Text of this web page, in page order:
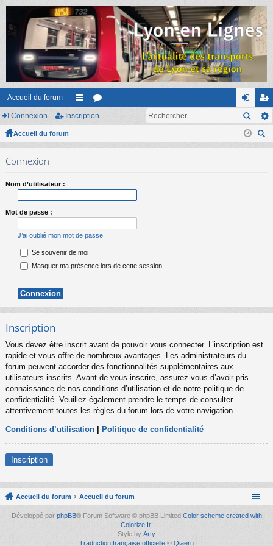
Accueil du forum
ac
s
or on
ne
ns
cri
Connexion Inscription
Accueil du forum
ec
Connexion
Nom d’utilisateur :
Mot de passe :
J’ai oublié mon mot de passe
Se souvenir de moi
Masquer ma présence lors de cette session
Inscription
Vous devez être inscrit avant de pouvoir vous connecter. L’inscription est
rapide et vous offre de nombreux avantages. Les administrateurs du
forum peuvent accorder des fonctionnalités supplémentaires aux
utilisateurs inscrits. Avant de vous inscrire, assurez-vous d’avoir pris
connaissance de nos conditions d’utilisation et de notre politique de
confidentialité. Veuillez également prendre le temps de consulter
attentivement toutes les règles du forum lors de votre navigation.
Conditions d’utilisation Politique de confidentialité
Inscription
Accueil du forum Accueil du forum
Développé par phpBB® Forum Software © phpBB Limited Color scheme created with
Colorize It.
Style by Arty
Traduction française officielle © Qiaeru